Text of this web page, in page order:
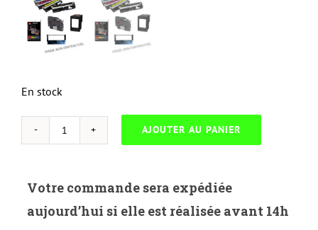
En stock
quantité
H.645AY-
HP
AJOUTER AU PANIER
Votre commande sera expédiée
aujourd’hui si elle est réalisée avant 14h